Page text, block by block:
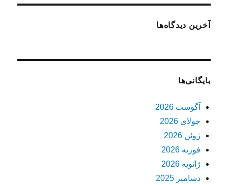
آخرین دیدگاه‌ها
بایگانی‌ها
آگوست 2026
جولای 2026
ژوئن 2026
فوریه 2026
ژانویه 2026
دسامبر 2025